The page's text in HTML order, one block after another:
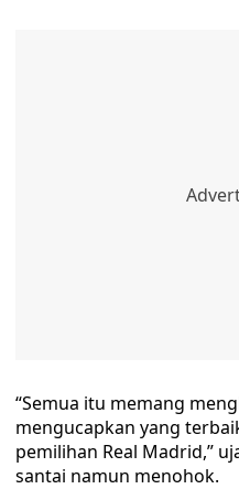
“Semua itu memang
mengucapkan yang
pemilihan Real Madrid,”
santai namun menohok.